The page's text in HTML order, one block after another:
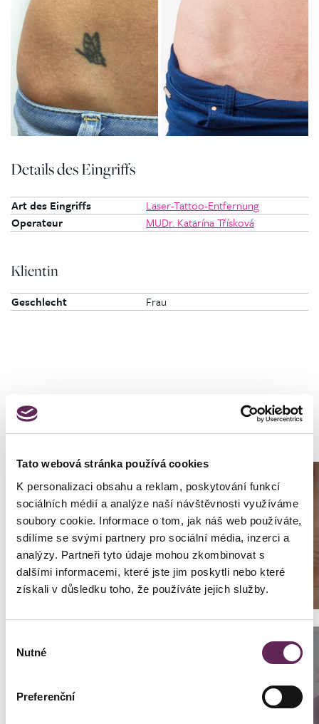
Tato webová stránka používá cookies
K personalizaci obsahu a reklam, poskytování funkcí
sociálních médií a analýze naší návštěvnosti využíváme
soubory cookie. Informace o tom, jak náš web používáte,
sdílíme se svými partnery pro sociální média, inzerci a
analýzy. Partneři tyto údaje mohou zkombinovat s
dalšími informacemi, které jste jim poskytli nebo které
získali v důsledku toho, že používáte jejich služby.
souhlasu
Nutné
Preferenční
Details des Eingriffs
Art des Eingriffs
Laser-Tattoo-Entfernung
Operateur
MUDr. Katarína Třísková
Klientin
Geschlecht Frau
Fotos vorher und nachher
Brünn: +420 776 279 454